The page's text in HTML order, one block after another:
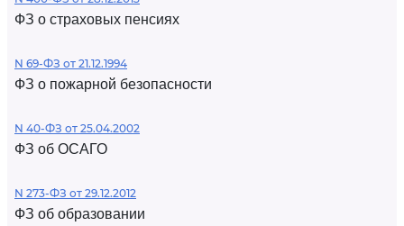
ФЗ о страховых пенсиях
N 69-ФЗ от 21.12.1994
ФЗ о пожарной безопасности
N 40-ФЗ от 25.04.2002
ФЗ об ОСАГО
N 273-ФЗ от 29.12.2012
ФЗ об образовании